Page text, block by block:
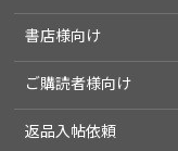
書店様向け
ご購読者様向け
返品入帖依頼